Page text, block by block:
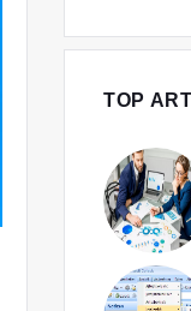
TOP